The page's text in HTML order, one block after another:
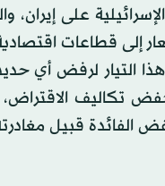
على إيران،
ضغوط الأسعار إلى
التيار لرفض أي
تكاليف
الفائدة قبيل